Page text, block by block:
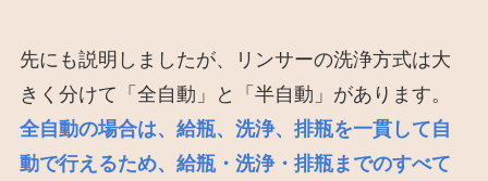
先にも説明しましたが、リンサーの洗浄方式は大
きく分けて「全自動」と「半自動」があります。
全自動の場合は、給瓶、洗浄、排瓶を一貫して自
動で行えるため、給瓶・洗浄・排瓶までのすべて